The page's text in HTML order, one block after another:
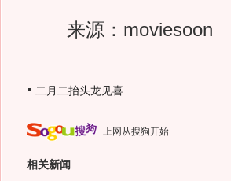
来源：moviesoon
二月二抬头龙见喜
上网从搜狗开始
相关新闻